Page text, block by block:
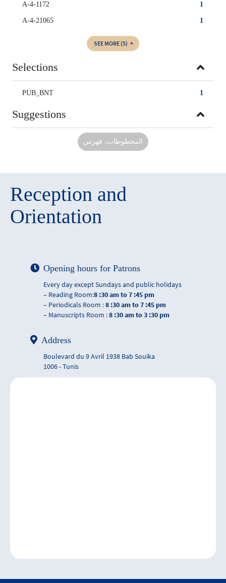
1
A-4-1172
1
A-4-21065
SEE MORE (5)
Selections
1
PUB_BNT
Suggestions
المخطوطات، فهرس
Reception and
Orientation
Opening hours for Patrons
Every day except Sundays and public holidays
– Reading Room:8 :30 am to 7 :45 pm
– Periodicals Room :8 :30 am to 7 :45 pm
– Manuscripts Room :8 :30 am to 3 :30 pm
Address
Boulevard du 9 Avril 1938 Bab Souika
1006 - Tunis